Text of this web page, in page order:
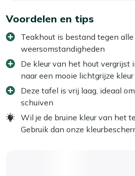
Voordelen en tips
Teakhout is bestand tegen alle
weersomstandigheden
De kleur van het hout vergrijst
naar een mooie lichtgrijze kleur
Deze tafel is vrij laag, ideaal
schuiven
Wil je de bruine kleur van het
Gebruik dan onze